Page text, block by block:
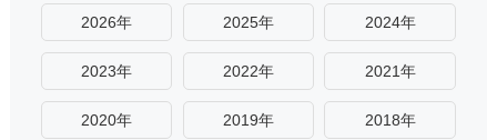
2026年 2025年 2024年
2023年 2022年 2021年
2020年 2019年 2018年